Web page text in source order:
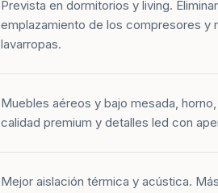
Prevista en dormitorios y living.
emplazamiento de los compresores y
lavarropas.
Muebles aéreos y bajo mesada,
calidad premium y detalles led con
Mejor aislación térmica y acústica.